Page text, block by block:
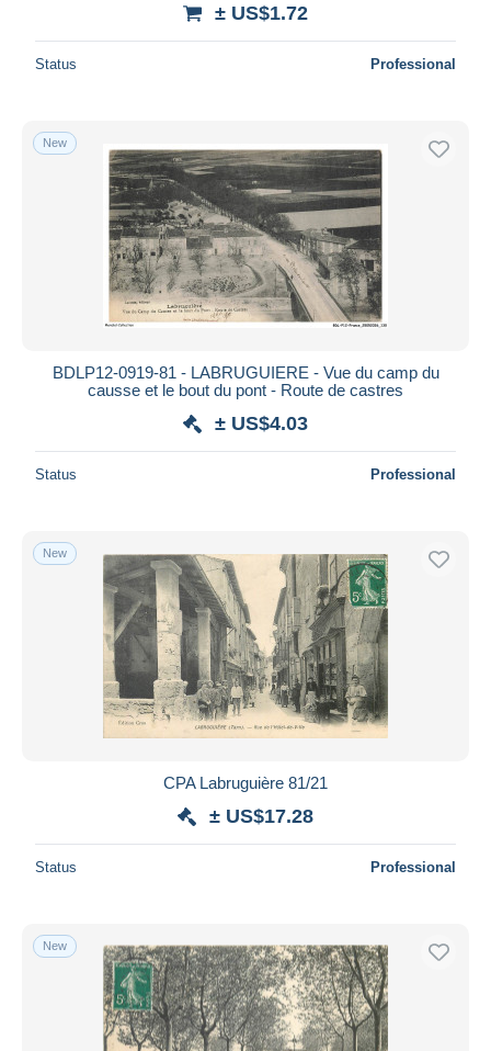
± US$1.72
Status Professional
New
BDLP12-0919-81 - LABRUGUIERE - Vue du camp du
causse et le bout du pont - Route de castres
± US$4.03
Status Professional
New
CPA Labruguière 81/21
± US$17.28
Status Professional
New